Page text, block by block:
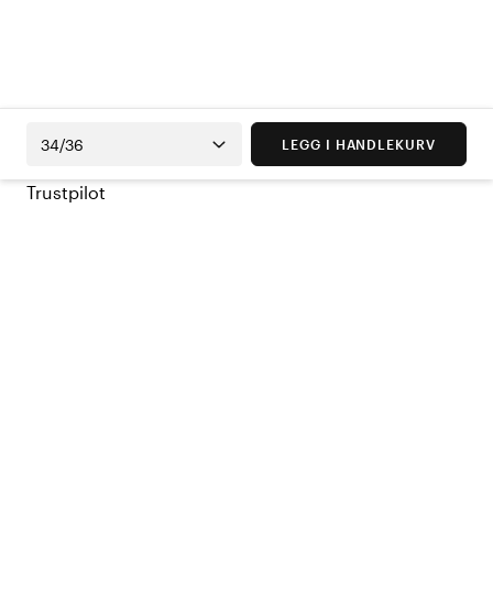
34/36 LEGG I HANDLEKURV
Trustpilot